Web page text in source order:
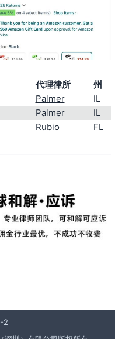
代理律所
州
Palmer
IL
Palmer
IL
Rubio FL
2